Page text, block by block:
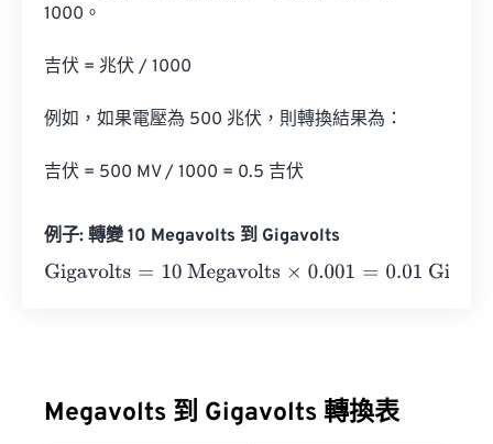
1000。
吉伏 = 兆伏 / 1000
例如，如果電壓為 500 兆伏，則轉換結果為：
吉伏 = 500 MV / 1000 = 0.5 吉伏
例子: 轉變 10 Megavolts 到 Gigavolts
Gigavolts=10 Megavolts×0.001 =0.01 Gigavolts
Megavolts 到 Gigavolts 轉換表